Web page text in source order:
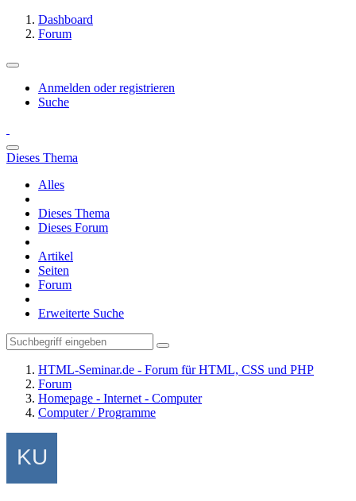
Dashboard
Forum
Anmelden oder registrieren
Suche
Dieses Thema
Alles
Dieses Thema
Dieses Forum
Artikel
Seiten
Forum
Erweiterte Suche
HTML-Seminar.de - Forum für HTML, CSS und PHP
Forum
Homepage - Internet - Computer
Computer / Programme